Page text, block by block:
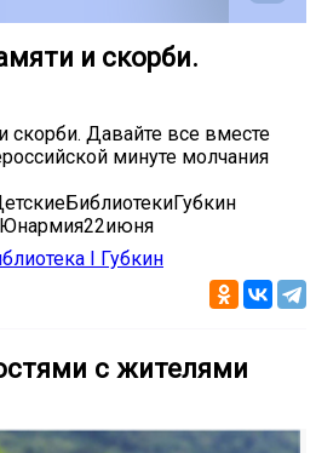
и скорби.
Давайте все вместе
минуте молчания
I Губкин
с жителями